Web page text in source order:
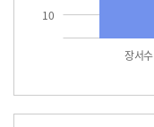
10
장서수